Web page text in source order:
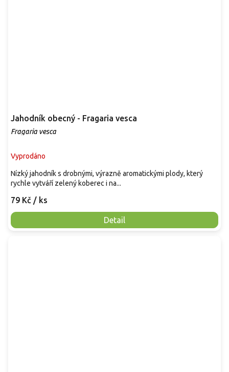
Jahodník obecný - Fragaria vesca
Fragaria vesca
Vyprodáno
79 Kč / ks
Detail
Nízký jahodník s drobnými, výrazně aromatickými plody, který
rychle vytváří zelený koberec i na...